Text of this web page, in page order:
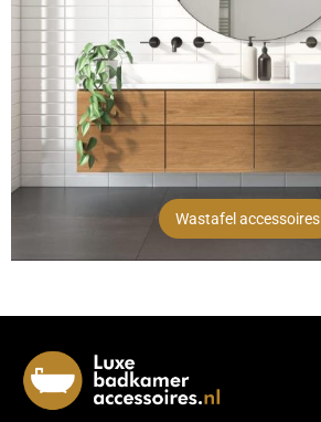
Wastafel accessoires